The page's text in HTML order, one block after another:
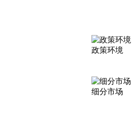
政策环境
细分市场